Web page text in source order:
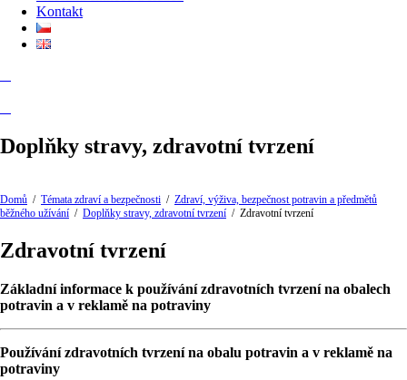
Kontakt
Doplňky stravy, zdravotní tvrzení
Domů / Témata zdraví a bezpečnosti / Zdraví, výživa, bezpečnost potravin a předmětů
běžného užívání / Doplňky stravy, zdravotní tvrzení / Zdravotní tvrzení
Zdravotní tvrzení
Základní informace k používání zdravotních tvrzení na obalech
potravin a v reklamě na potraviny
Používání zdravotních tvrzení na obalu potravin a v reklamě na
potraviny